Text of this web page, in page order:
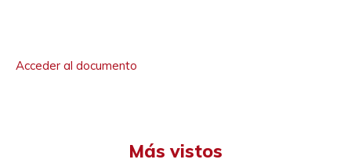
Acceder al documento
Más vistos